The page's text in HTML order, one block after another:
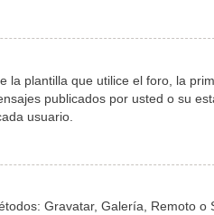
la plantilla que utilice el foro, la
publicados por usted o su
usuario.
Gravatar, Galería, Remoto o